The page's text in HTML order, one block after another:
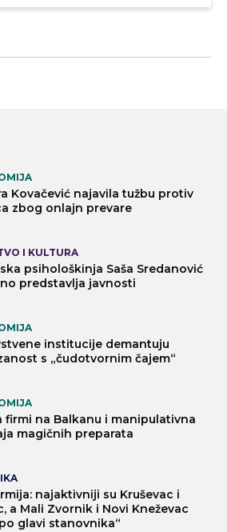
Kovačević najavila tužbu protiv
zbog onlajn prevare
I KULTURA
psihološkinja Saša Sredanović
predstavlja javnosti
institucije demantuju
s „čudotvornim čajem“
firmi na Balkanu i manipulativna
magičnih preparata
najaktivniji su Kruševac i
a Mali Zvornik i Novi Kneževac
glavi stanovnika“